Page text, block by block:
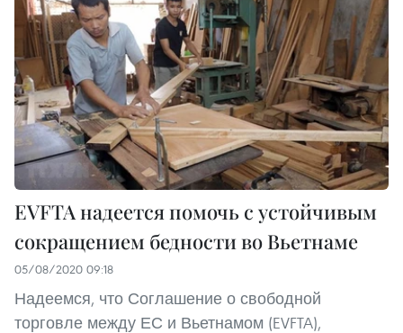
EVFTA надеется помочь с устойчивым
сокращением бедности во Вьетнаме
05/08/2020 09:18
Надеемся, что Соглашение о свободной
торговле между ЕС и Вьетнамом (EVFTA),